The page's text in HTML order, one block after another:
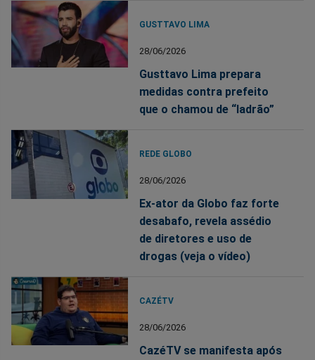
GUSTTAVO LIMA
28/06/2026
Gusttavo Lima prepara
medidas contra prefeito
que o chamou de “ladrão”
REDE GLOBO
28/06/2026
Ex-ator da Globo faz forte
desabafo, revela assédio
de diretores e uso de
drogas (veja o vídeo)
CAZÉTV
28/06/2026
CazéTV se manifesta após